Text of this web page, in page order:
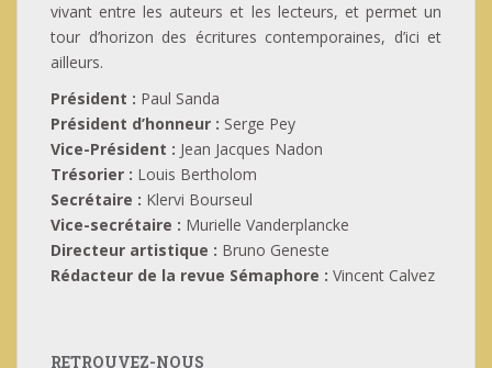
vivant entre les auteurs et les lecteurs, et permet un
tour d’horizon des écritures contemporaines, d’ici et
ailleurs.
Président : Paul Sanda
Président d’honneur : Serge Pey
Vice-Président : Jean Jacques Nadon
Trésorier : Louis Bertholom
Secrétaire : Klervi Bourseul
Vice-secrétaire : Murielle Vanderplancke
Directeur artistique : Bruno Geneste
Rédacteur de la revue Sémaphore : Vincent Calvez
RETROUVEZ-NOUS